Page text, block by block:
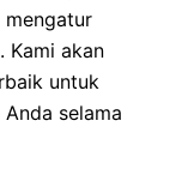
mengatur
Kami akan
untuk
selama